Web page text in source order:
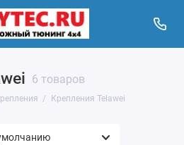
6 товаров
Крепления Telawei